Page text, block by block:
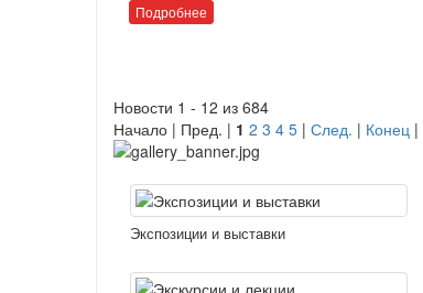
Подробнее
Новости 1 - 12 из 684
Начало | Пред. | 1 2 3 4 5 | След. | Конец |
Экспозиции и выставки